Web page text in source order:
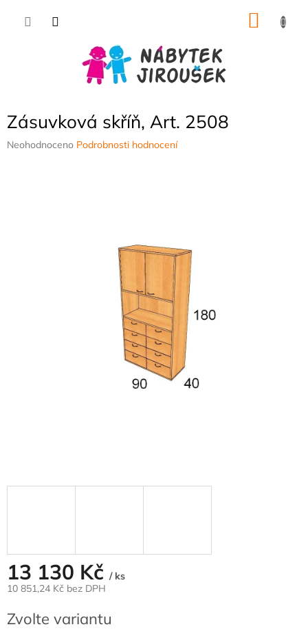
Zásuvková skříň, Art. 2508
Průměrné
Neohodnoceno Podrobnosti hodnocení
13 130 Kč / ks
10 851,24 Kč bez DPH
cena:
Zvolte variantu